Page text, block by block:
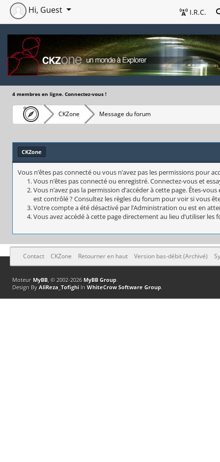
I.R.C.
Hi, Guest
4 membres en ligne. Connectez-vous !
CKZone Message du forum
CKZone
Vous n’êtes pas connecté ou vous n’avez pas les permissions pour
Vous n’êtes pas connecté ou enregistré. Connectez-vous et
Vous n’avez pas la permission d’accéder à cette page. Êtes-
est contrôlé ? Consultez les règles du forum pour voir si vous
Votre compte a été désactivé par l’Administration ou est en
Vous avez accédé à cette page directement au lieu d’utiliser
Contact CKZone Retourner en haut Version bas-débit (Archivé)
Moteur MyBB, © 2002-2026 MyBB Group.
Design By AliReza_TofighiIn WhiteCrow Software Group.